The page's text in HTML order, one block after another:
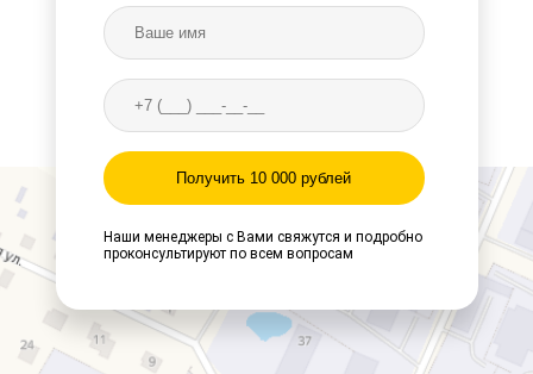
Получить 10 000 рублей
Наши менеджеры с Вами свяжутся и подробно
проконсультируют по всем вопросам